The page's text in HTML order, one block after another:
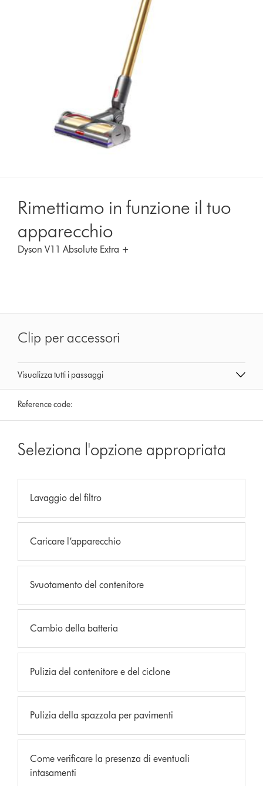
Rimettiamo in funzione il tuo
apparecchio
Dyson V11 Absolute Extra +
Visualizza tutti i passaggi
Clip per accessori
Reference code:
Seleziona l'opzione appropriata
Lavaggio del filtro
Caricare l’apparecchio
Svuotamento del contenitore
Cambio della batteria
Pulizia del contenitore e del ciclone
Pulizia della spazzola per pavimenti
Come verificare la presenza di eventuali
intasamenti